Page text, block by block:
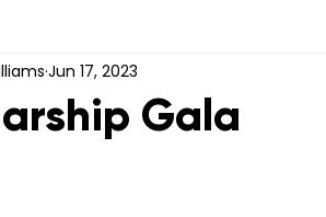
Gala
Jun 17, 2023